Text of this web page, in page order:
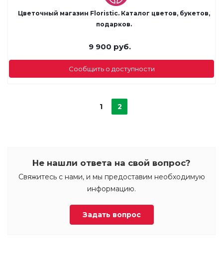
Цветочный магазин Floristic. Каталог цветов, букетов,
подарков.
9 900 руб.
Сообщить о доступности
1 2
Не нашли ответа на свой вопрос?
Свяжитесь с нами, и мы предоставим необходимую
информацию.
Задать вопрос